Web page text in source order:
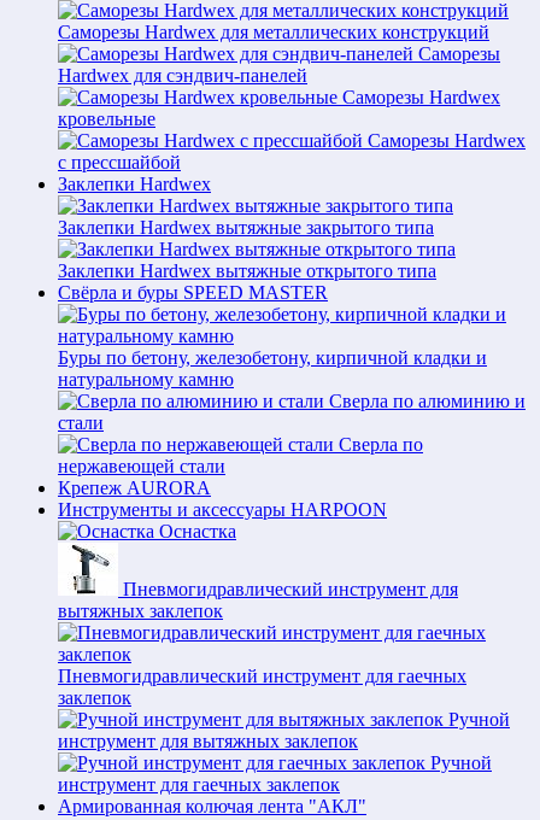
Саморезы Hardwex для металлических конструкций
Саморезы
Hardwex для сэндвич-панелей
Саморезы Hardwex
кровельные
Саморезы Hardwex
с прессшайбой
Заклепки Hardwex
Заклепки Hardwex вытяжные закрытого типа
Заклепки Hardwex вытяжные открытого типа
Свёрла и буры SPEED MASTER
Буры по бетону, железобетону, кирпичной кладки и
натуральному камню
Сверла по алюминию и
стали
Сверла по
нержавеющей стали
Крепеж AURORA
Инструменты и аксессуары HARPOON
Оснастка
Пневмогидравлический инструмент для
вытяжных заклепок
Пневмогидравлический инструмент для гаечных
заклепок
Ручной
инструмент для вытяжных заклепок
Ручной
инструмент для гаечных заклепок
Армированная колючая лента "АКЛ"